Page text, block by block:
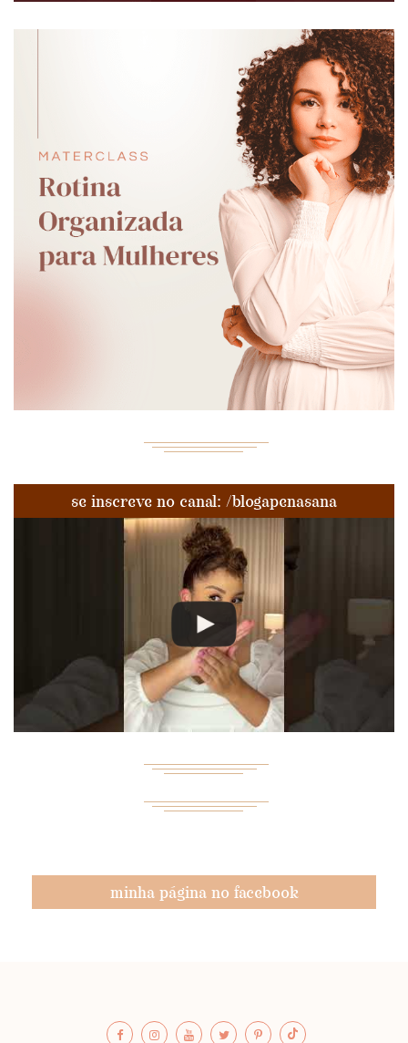
se inscreve no canal: /blogapenasana
minha página no facebook